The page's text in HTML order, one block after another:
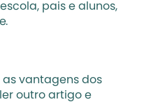
pais e alunos,
vantagens dos
outro artigo e